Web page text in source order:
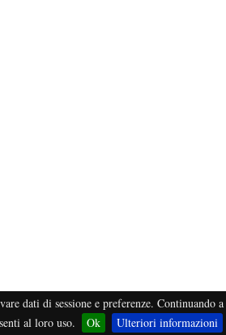
dati di sessione e preferenze. Continuando a
al loro uso.
Ok Ulteriori informazioni